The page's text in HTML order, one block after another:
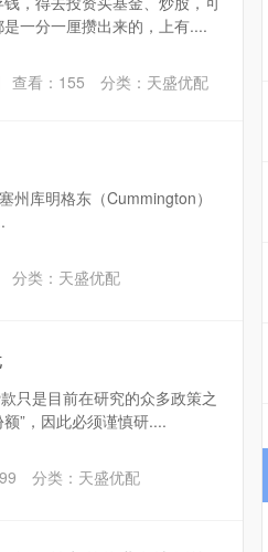
一分一厘攒出来的，上有....
查看： 155 分类： 天盛优配
库明格东（Cummington）
分类： 天盛优配
只是目前在研究的众多政策之
”，因此必须谨慎研....
99 分类： 天盛优配